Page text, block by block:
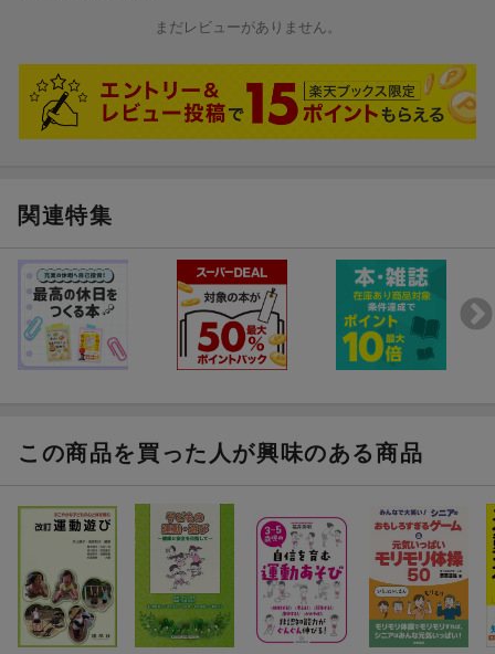
まだレビューがありません。
関連特集
この商品を買った人が興味のある商品